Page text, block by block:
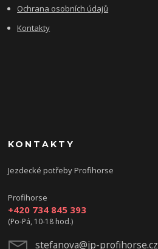
Ochrana osobních údajů
Kontakty
KONTAKTY
Jezdecké potřeby Profihorse
Profihorse
+420 734 845 393
(Po-Pá, 10-18 hod.)
stefanova@jp-profihorse.cz